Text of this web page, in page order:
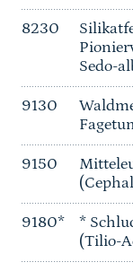
8230
Sedo-
9130
9150
9180*
*
(Tilio-